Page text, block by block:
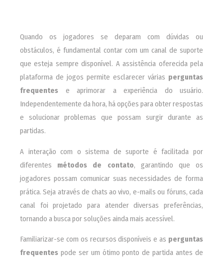
Quando os jogadores se deparam com dúvidas ou
obstáculos, é fundamental contar com um canal de suporte
que esteja sempre disponível. A assistência oferecida pela
plataforma de jogos permite esclarecer várias perguntas
frequentes e aprimorar a experiência do usuário.
Independentemente da hora, há opções para obter respostas
e solucionar problemas que possam surgir durante as
partidas.
A interação com o sistema de suporte é facilitada por
diferentes métodos de contato, garantindo que os
jogadores possam comunicar suas necessidades de forma
prática. Seja através de chats ao vivo, e-mails ou fóruns, cada
canal foi projetado para atender diversas preferências,
tornando a busca por soluções ainda mais acessível.
Familiarizar-se com os recursos disponíveis e as perguntas
frequentes pode ser um ótimo ponto de partida antes de